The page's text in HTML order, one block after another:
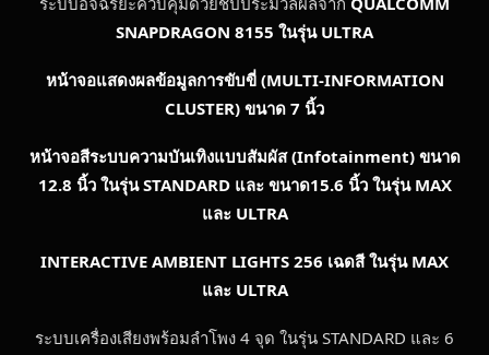
SNAPDRAGON 8155 ในรุ่น ULTRA
หน้าจอแสดงผลข้อมูลการขับขี่ (MULTI-INFORMATION
CLUSTER) ขนาด 7 นิ้ว
หน้าจอสีระบบความบันเทิงแบบสัมผัส(Infotainment) ขนาด
12.8 นิ้ว ในรุ่น STANDARD และ ขนาด15.6 นิ้ว ในรุ่น MAX
และ ULTRA
INTERACTIVE AMBIENT LIGHTS 256 เฉดสี ในรุ่น MAX
และ ULTRA
ระบบเครื่องเสียงพร้อมลำโพง 4 จุด ในรุ่น STANDARD และ 6